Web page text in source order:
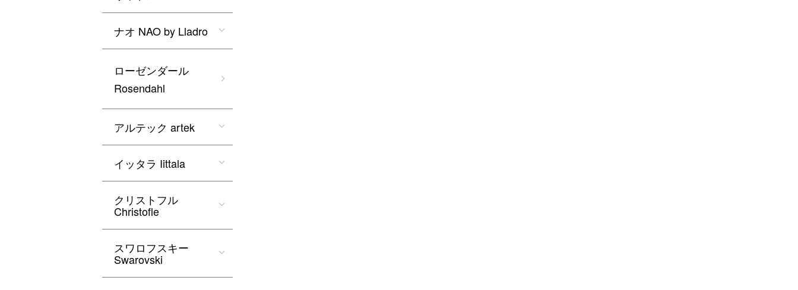
ナオ NAO by Lladro
ローゼンダール
Rosendahl
アルテック artek
イッタラ Iittala
クリストフル
Christofle
スワロフスキー
Swarovski